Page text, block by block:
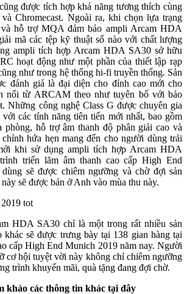
được tích hợp khả năng tương thích cùng
Chromecast. Ngoài ra, khi chọn lựa trạng
hỗ trợ MQA đảm bảo ampli Arcam HDA
mã các tệp kỹ thuật số nào với chất lượng
ampli tích hợp Arcam HDA SA30 sở hữu
hoạt động như một phần của thiết lập rạp
như trong hệ thống hi-fi truyền thống. Sản
đánh giá là đại diện cho đỉnh cao mới cho
nổi từ ARCAM theo như tuyên bố với báo
Những công nghệ Class G được chuyên gia
các tính năng tiên tiến mới nhất, bao gồm
phòng, hỗ trợ âm thanh độ phân giải cao và
hứa hẹn mang đến cho người dùng trải
khi sử dụng ampli tích hợp Arcam HDA
triển lãm âm thanh cao cấp High End
sẽ được chiêm ngưỡng và chờ đợi sản
sẽ được bán ở Anh vào mùa thu này.
HDA SA30 chỉ là một trong rất nhiều sản
khác sẽ được trưng bày tại 138 gian hàng tại
cấp High End Munich 2019 năm nay. Người
cơ hội tuyệt vời này không chỉ chiêm ngưỡng
trình khuyến mãi, quà tặng đang đợi chờ.
khảo các thông tin khác tại đây